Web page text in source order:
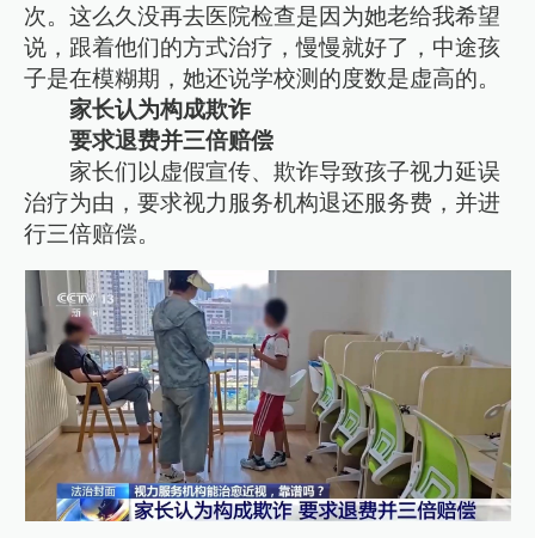
次。这么久没再去医院检查是因为她老给我希望
说，跟着他们的方式治疗，慢慢就好了，中途孩
子是在模糊期，她还说学校测的度数是虚高的。
家长认为构成欺诈
要求退费并三倍赔偿
家长们以虚假宣传、欺诈导致孩子视力延误
治疗为由，要求视力服务机构退还服务费，并进
行三倍赔偿。